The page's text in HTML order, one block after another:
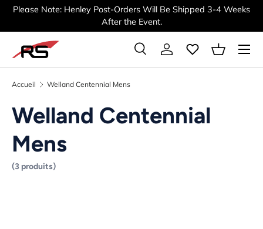
ALLER AU CONTENU
Please Note: Henley Post-Orders Will Be Shipped 3-4 Weeks
After the Event.
Recherche
RechercheSe connecterPanier
Menu
Accueil Welland Centennial Mens
Welland Centennial
Mens
(3 produits)